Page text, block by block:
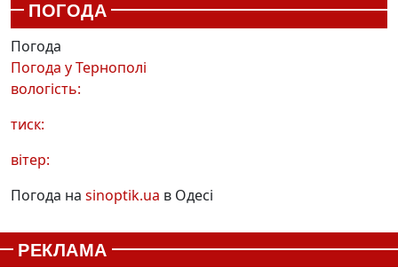
ПОГОДА
Погода
Погода уТернополі
вологість:
тиск:
вітер:
Погода на sinoptik.ua в Одесі
РЕКЛАМА